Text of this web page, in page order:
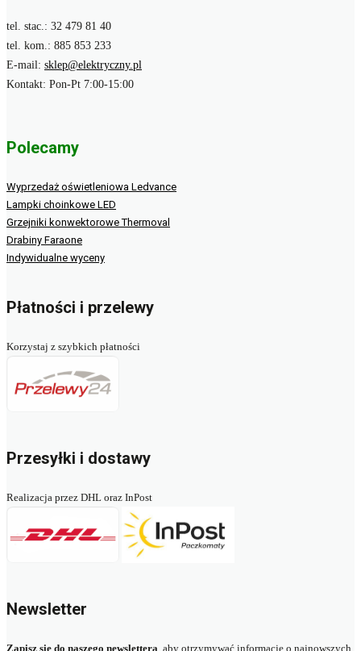
tel. stac.: 32 479 81 40
tel. kom.: 885 853 233
E-mail: sklep@elektryczny.pl
Kontakt: Pon-Pt 7:00-15:00
Polecamy
Wyprzedaż oświetleniowa Ledvance
Lampki choinkowe LED
Grzejniki konwektorowe Thermoval
Drabiny Faraone
Indywidualne wyceny
Płatności i przelewy
Korzystaj z szybkich płatności
Przesyłki i dostawy
Realizacja przez DHL oraz InPost
Newsletter
Zapisz się do naszego newslettera , aby otrzymywać informacje o najnowszych